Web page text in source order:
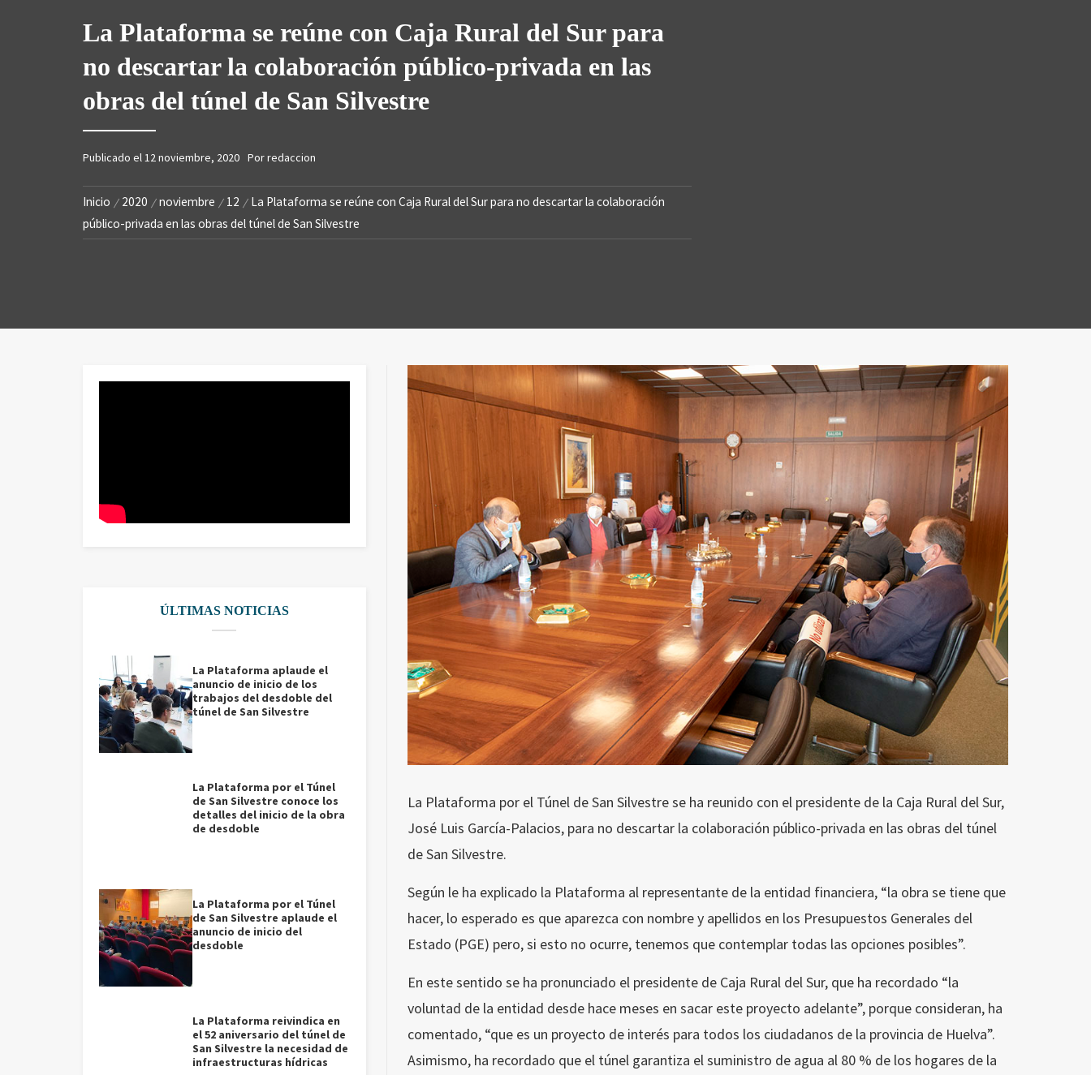
SAN SILVESTRE
La Plataforma se reúne con Caja Rural del Sur para
no descartar la colaboración público-privada en las
obras del túnel de San Silvestre
Publicado el12 noviembre, 2020 Porredaccion
Inicio 2020 noviembre 12
La Plataforma se reúne con Caja Rural del Sur para no descartar la colaboración
público-privada en las obras del túnel de San Silvestre
La Plataforma por el Túnel de San Silvestre se ha reunido con el presidente de la Caja Rural del Sur,
José Luis García-Palacios, para no descartar la colaboración público-privada en las obras del túnel
de San Silvestre.
Según le ha explicado la Plataforma al representante de la entidad financiera, “la obra se tiene que
hacer, lo esperado es que aparezca con nombre y apellidos en los Presupuestos Generales del
Estado (PGE) pero, si esto no ocurre, tenemos que contemplar todas las opciones posibles”.
En este sentido se ha pronunciado el presidente de Caja Rural del Sur, que ha recordado “la
voluntad de la entidad desde hace meses en sacar este proyecto adelante”, porque consideran, ha
comentado, “que es un proyecto de interés para todos los ciudadanos de la provincia de Huelva”.
Asimismo, ha recordado que el túnel garantiza el suministro de agua al 80 % de los hogares de la
ÚLTIMAS NOTICIAS
La Plataforma aplaude el
anuncio de inicio de los
trabajos del desdoble del
túnel de San Silvestre
La Plataforma por el Túnel
de San Silvestre conoce los
detalles del inicio de la obra
de desdoble
La Plataforma por el Túnel
de San Silvestre aplaude el
anuncio de inicio del
desdoble
La Plataforma reivindica en
el 52 aniversario del túnel de
San Silvestre la necesidad de
infraestructuras hídricas